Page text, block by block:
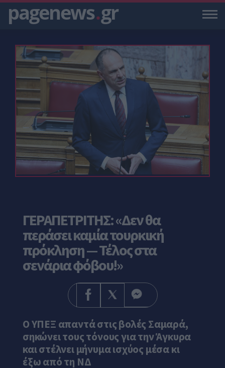
pagenews.gr
ΓΕΡΑΠΕΤΡΙΤΗΣ: «Δεν θα
περάσει καμία τουρκική
πρόκληση — Τέλος στα
σενάρια φόβου!»
Ο ΥΠΕΞ απαντά στις βολές Σαμαρά,
σηκώνει τους τόνους για την Άγκυρα
και στέλνει μήνυμα ισχύος μέσα κι
έξω από τη ΝΔ